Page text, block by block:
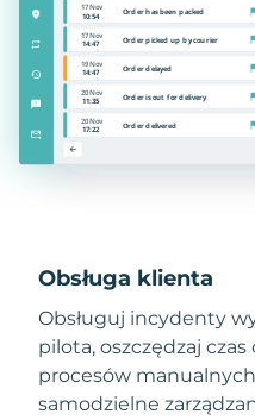
Obsługa klienta
Obsługuj incydenty
pilota, oszczędzaj
procesów
samodzielne